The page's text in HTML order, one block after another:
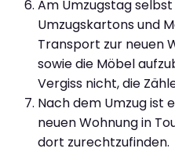
Am Umzugstag
Umzugskartons und
Transport zur neuen
sowie die Möbel
Vergiss nicht, die
Nach dem Umzug ist
neuen Wohnung in
dort zurechtzufinden.